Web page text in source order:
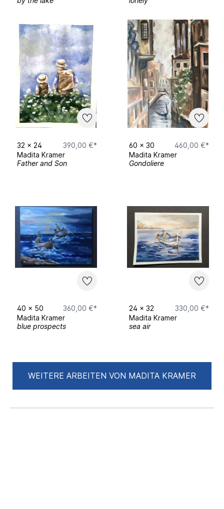
32 x 24
390,00 €*
Madita Kramer
Father and Son
60 x 30
460,00 €*
Madita Kramer
Gondoliere
40 x 50
360,00 €*
Madita Kramer
blue prospects
24 x 32
330,00 €*
Madita Kramer
sea air
WEITERE ARBEITEN VON MADITA KRAMER